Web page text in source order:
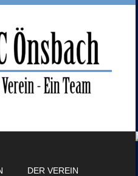
DER VEREIN